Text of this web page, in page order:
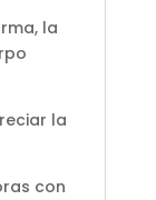
la
la
con